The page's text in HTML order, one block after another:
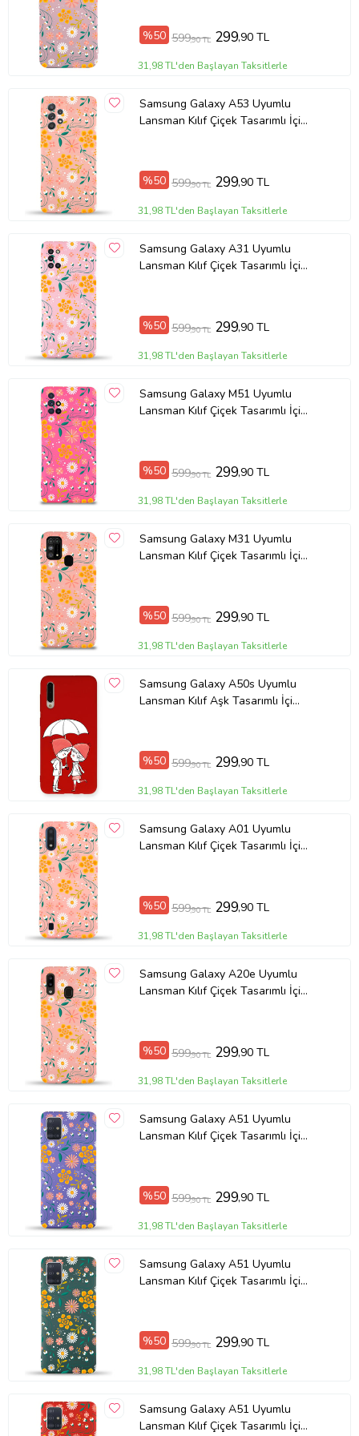
Ürün Kodu:kcm56743016
%50 599,90 TL 299,90 TL
31,98 TL'den Başlayan Taksitlerle
Samsung Galaxy A53 Uyumlu
Lansman Kılıf Çiçek Tasarımlı İçi
%50 599,90 TL 299,90 TL
31,98 TL'den Başlayan Taksitlerle
Samsung Galaxy A31 Uyumlu
Lansman Kılıf Çiçek Tasarımlı İçi
%50 599,90 TL 299,90 TL
31,98 TL'den Başlayan Taksitlerle
Samsung Galaxy M51 Uyumlu
Lansman Kılıf Çiçek Tasarımlı İçi
%50 599,90 TL 299,90 TL
31,98 TL'den Başlayan Taksitlerle
Samsung Galaxy M31 Uyumlu
Lansman Kılıf Çiçek Tasarımlı İçi
%50 599,90 TL 299,90 TL
31,98 TL'den Başlayan Taksitlerle
Samsung Galaxy A50s Uyumlu
Lansman Kılıf Aşk Tasarımlı İçi
%50 599,90 TL 299,90 TL
31,98 TL'den Başlayan Taksitlerle
Samsung Galaxy A01 Uyumlu
Lansman Kılıf Çiçek Tasarımlı İçi
%50 599,90 TL 299,90 TL
31,98 TL'den Başlayan Taksitlerle
Samsung Galaxy A20e Uyumlu
Lansman Kılıf Çiçek Tasarımlı İçi
%50 599,90 TL 299,90 TL
31,98 TL'den Başlayan Taksitlerle
Samsung Galaxy A51 Uyumlu
Lansman Kılıf Çiçek Tasarımlı İçi
%50 599,90 TL 299,90 TL
31,98 TL'den Başlayan Taksitlerle
Samsung Galaxy A51 Uyumlu
Lansman Kılıf Çiçek Tasarımlı İçi
%50 599,90 TL 299,90 TL
31,98 TL'den Başlayan Taksitlerle
Samsung Galaxy A51 Uyumlu
Lansman Kılıf Çiçek Tasarımlı İçi